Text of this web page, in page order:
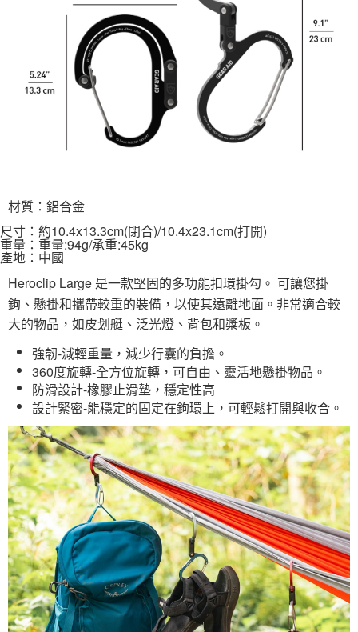
材質：鋁合金
尺寸：約10.4x13.3cm(閉合)/10.4x23.1cm(打開)
重量：重量:94g/承重:45kg
產地：中國
Heroclip Large 是一款堅固的多功能扣環掛勾。 可讓您掛
鉤、懸掛和攜帶較重的裝備，以使其遠離地面。非常適合較
大的物品，如皮划艇、泛光燈、背包和槳板。
強韌-減輕重量，減少行囊的負擔。
360度旋轉-全方位旋轉，可自由、靈活地懸掛物品。
防滑設計-橡膠止滑墊，穩定性高
設計緊密-能穩定的固定在鉤環上，可輕鬆打開與收合。